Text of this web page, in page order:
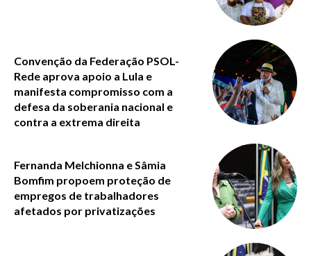
Convenção da Federação PSOL-
Rede aprova apoio a Lula e
manifesta compromisso com a
defesa da soberania nacional e
contra a extrema direita
Fernanda Melchionna e Sâmia
Bomfim propoem proteção de
empregos de trabalhadores
afetados por privatizações